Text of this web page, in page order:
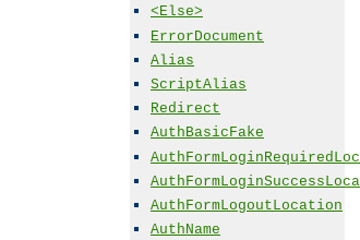
<Else>
ErrorDocument
Alias
ScriptAlias
Redirect
AuthBasicFake
AuthFormLogoutLocation
AuthName